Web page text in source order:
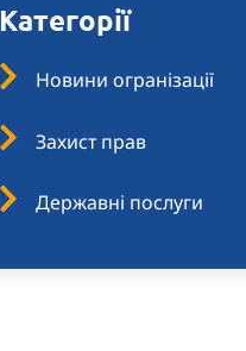
Категорії
Новини огранізації
Захист прав
Державні послуги